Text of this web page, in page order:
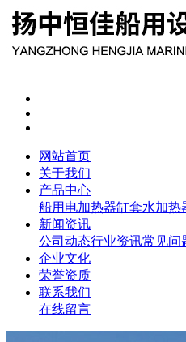
网站首页
关于我们
产品中心
船用电加热器缸套水加热
新闻资讯
公司动态行业资讯常见问
企业文化
荣誉资质
联系我们
在线留言